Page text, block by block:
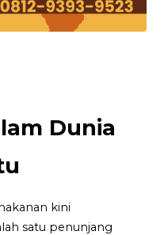
Dunia
kini
satu penunjang